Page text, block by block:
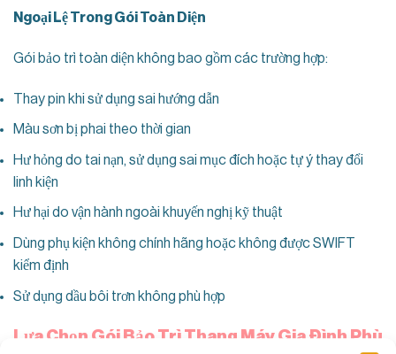
Ngoại Lệ Trong Gói Toàn Diện
Gói bảo trì toàn diện không bao gồm các trường hợp:
Thay pin khi sử dụng sai hướng dẫn
Màu sơn bị phai theo thời gian
Hư hỏng do tai nạn, sử dụng sai mục đích hoặc tự ý thay đổi
linh kiện
Hư hại do vận hành ngoài khuyến nghị kỹ thuật
Dùng phụ kiện không chính hãng hoặc không được SWIFT
kiểm định
Sử dụng dầu bôi trơn không phù hợp
Lựa Chọn Gói Bảo Trì Thang Máy Gia Đình Phù